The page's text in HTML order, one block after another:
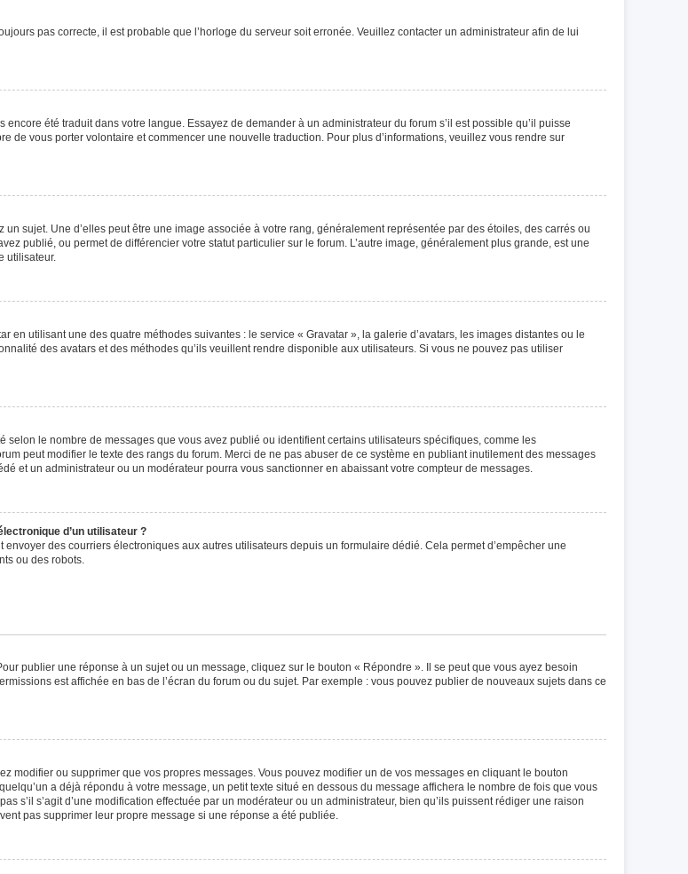
pas correcte, il est probable que l’horloge du serveur soit erronée. Veuillez contacter un administrateur afin de lui
été traduit dans votre langue. Essayez de demander à un administrateur du forum s’il est possible qu’il puisse
de vous porter volontaire et commencer une nouvelle traduction. Pour plus d’informations, veuillez vous rendre sur
sujet. Une d’elles peut être une image associée à votre rang, généralement représentée par des étoiles, des carrés ou
publié, ou permet de différencier votre statut particulier sur le forum. L’autre image, généralement plus grande, est une
utilisateur.
en utilisant une des quatre méthodes suivantes : le service « Gravatar », la galerie d’avatars, les images distantes ou le
des avatars et des méthodes qu’ils veuillent rendre disponible aux utilisateurs. Si vous ne pouvez pas utiliser
selon le nombre de messages que vous avez publié ou identifient certains utilisateurs spécifiques, comme les
peut modifier le texte des rangs du forum. Merci de ne pas abuser de ce système en publiant inutilement des messages
et un administrateur ou un modérateur pourra vous sanctionner en abaissant votre compteur de messages.
d’un utilisateur ?
des courriers électroniques aux autres utilisateurs depuis un formulaire dédié. Cela permet d’empêcher une
ou des robots.
publier une réponse à un sujet ou un message, cliquez sur le bouton « Répondre ». Il se peut que vous ayez besoin
est affichée en bas de l’écran du forum ou du sujet. Par exemple : vous pouvez publier de nouveaux sujets dans ce
modifier ou supprimer que vos propres messages. Vous pouvez modifier un de vos messages en cliquant le bouton
a déjà répondu à votre message, un petit texte situé en dessous du message affichera le nombre de fois que vous
s’il s’agit d’une modification effectuée par un modérateur ou un administrateur, bien qu’ils puissent rédiger une raison
pas supprimer leur propre message si une réponse a été publiée.